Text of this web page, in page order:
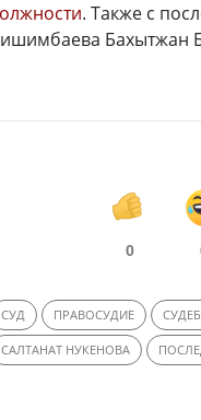
. Также с
Бахытжан
0
СУД ПРАВОСУДИЕ
САЛТАНАТ НУКЕНОВА